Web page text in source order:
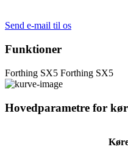
Send e-mail til os
Funktioner
Forthing SX5 Forthing SX5
Hovedparametre for